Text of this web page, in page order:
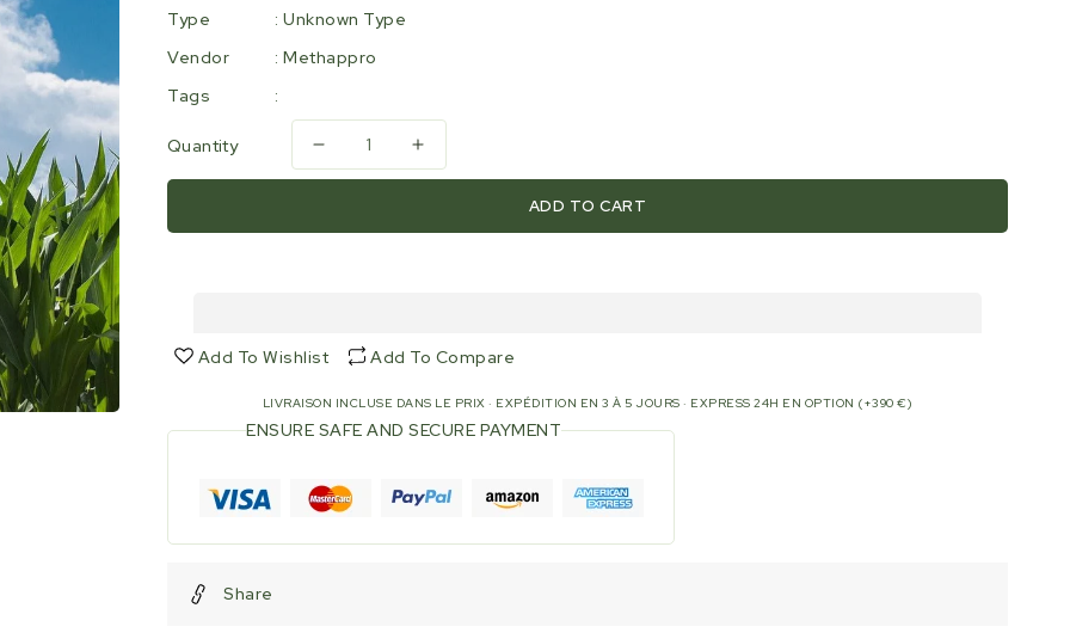
Type
: Unknown Type
Vendor
: Methappro
Tags
:
Quantity
Decrease
quantity
dose
de
50
000
graines)
Increase
quantity
dose
de
50
000
graines)
ADD TO CART
Add To Wishlist Add To Compare
LIVRAISON INCLUSE DANS LE PRIX · EXPÉDITION EN 3 À 5 JOURS · EXPRESS 24H EN OPTION (+390 €)
ENSURE SAFE AND SECURE PAYMENT
Share